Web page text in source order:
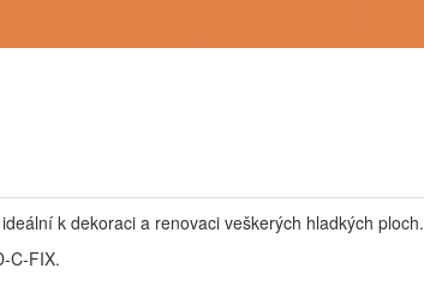
k dekoraci a renovaci veškerých hladkých ploch.
C-FIX.